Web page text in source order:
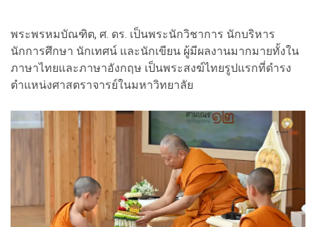
พระพรหมบัณฑิต, ศ. ดร. เป็นพระนักวิชาการ นักบริหาร
นักการศึกษา นักเทศน์ และนักเขียน ผู้มีผลงานมากมายทั้งใน
ภาษาไทยและภาษาอังกฤษ เป็นพระสงฆ์ไทยรูปแรกที่ดำรง
ตำแหน่งศาสตราจารย์ในมหาวิทยาลัย